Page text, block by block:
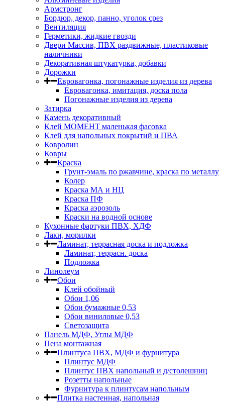
Армстронг
Бордюр, декор, панно, уголок срез
Вентиляция
Герметики, жидкие гвозди
Двери Массив, ПВХ раздвижные, пластиковые
наличники
Декоративная штукатурка, добавки
Дорожки
Евровагонка, погонажные изделия из дерева
Евровагонка, имитация, доска пола
Погонажные изделия из дерева
Затирка
Камень декоративный
Клей МОМЕНТ маленькая фасовка
Клей для напольных покрытий и ПВА
Ковролин
Ковры
Краска
Грунт-эмаль по ржавчине, краска по металлу
Колер
Краска МА и НЦ
Краска ПФ
Краска аэрозоль
Краски на водной основе
Кухонные фартуки ПВХ, ХДФ
Лаки, морилки
Ламинат, террасная доска и подложка
Ламинат, террасн. доска
Подложка
Линолеум
Обои
Клей обойный
Обои 1,06
Обои бумажные 0,53
Обои виниловые 0,53
Светозащита
Панель МДФ, Углы МДФ
Пена монтажная
Плинтуса ПВХ, МДФ и фурнитура
Плинтус МДФ
Плинтус ПВХ напольный и д/столешниц
Розетты напольные
Фурнитура к плинтусам напольным
Плитка настенная, напольная